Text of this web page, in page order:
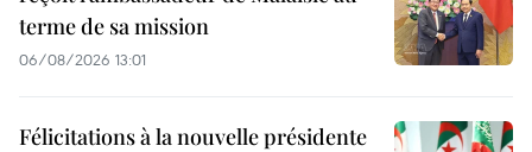
terme de sa mission
06/08/2026 13:01
Félicitations à la nouvelle présidente